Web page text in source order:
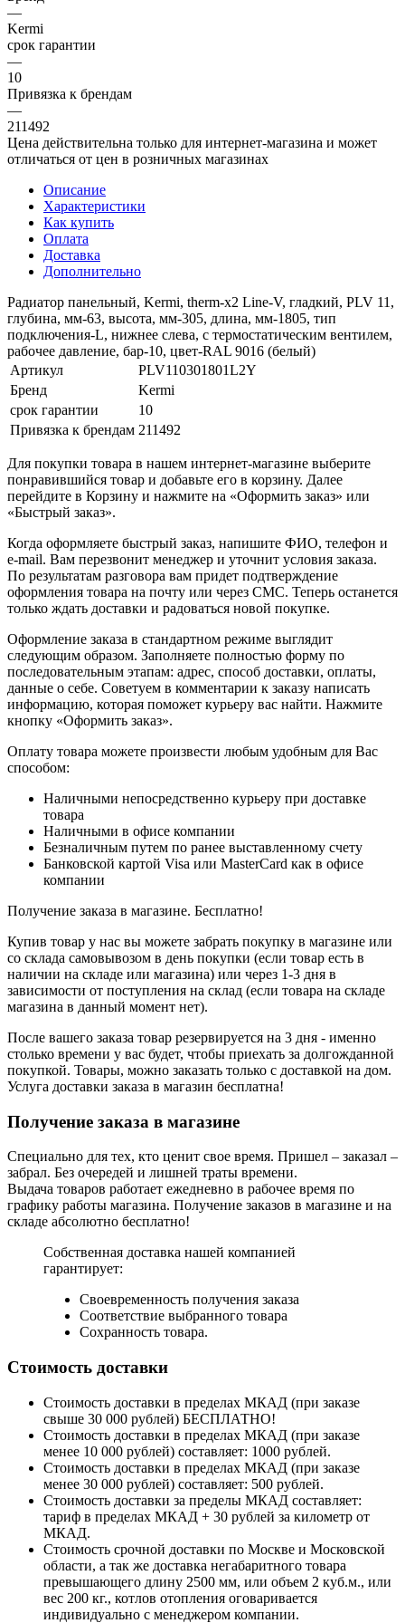
—
Kermi
срок гарантии
—
10
Привязка к брендам
—
211492
Цена действительна только для интернет-магазина и может
отличаться от цен в розничных магазинах
Описание
Характеристики
Как купить
Оплата
Доставка
Дополнительно
Радиатор панельный, Kermi, therm-x2 Line-V, гладкий, PLV 11,
глубина, мм-63, высота, мм-305, длина, мм-1805, тип
подключения-L, нижнее слева, с термостатическим вентилем,
рабочее давление, бар-10, цвет-RAL 9016 (белый)
Артикул
PLV110301801L2Y
Бренд
Kermi
срок гарантии
10
Привязка к брендам 211492
Для покупки товара в нашем интернет-магазине выберите
понравившийся товар и добавьте его в корзину. Далее
перейдите в Корзину и нажмите на «Оформить заказ» или
«Быстрый заказ».
Когда оформляете быстрый заказ, напишите ФИО, телефон и
e-mail. Вам перезвонит менеджер и уточнит условия заказа.
По результатам разговора вам придет подтверждение
оформления товара на почту или через СМС. Теперь останется
только ждать доставки и радоваться новой покупке.
Оформление заказа в стандартном режиме выглядит
следующим образом. Заполняете полностью форму по
последовательным этапам: адрес, способ доставки, оплаты,
данные о себе. Советуем в комментарии к заказу написать
информацию, которая поможет курьеру вас найти. Нажмите
кнопку «Оформить заказ».
Оплату товара можете произвести любым удобным для Вас
способом:
Наличными непосредственно курьеру при доставке
товара
Наличными в офисе компании
Безналичным путем по ранее выставленному счету
Банковской картой Visa или MasterCard как в офисе
компании
Получение заказа в магазине. Бесплатно!
Купив товар у нас вы можете забрать покупку в магазине или
со склада самовывозом в день покупки (если товар есть в
наличии на складе или магазина) или через 1-3 дня в
зависимости от поступления на склад (если товара на складе
магазина в данный момент нет).
После вашего заказа товар резервируется на 3 дня - именно
столько времени у вас будет, чтобы приехать за долгожданной
покупкой. Товары, можно заказать только с доставкой на дом.
Услуга доставки заказа в магазин бесплатна!
Получение заказа в магазине
Специально для тех, кто ценит свое время. Пришел – заказал –
забрал. Без очередей и лишней траты времени.
Выдача товаров работает ежедневно в рабочее время по
графику работы магазина. Получение заказов в магазине и на
складе абсолютно бесплатно!
Собственная доставка нашей компанией
гарантирует:
Своевременность получения заказа
Соответствие выбранного товара
Сохранность товара.
Стоимость доставки
Стоимость доставки в пределах МКАД (при заказе
свыше 30 000 рублей) БЕСПЛАТНО!
Стоимость доставки в пределах МКАД (при заказе
менее 10 000 рублей) составляет: 1000 рублей.
Стоимость доставки в пределах МКАД (при заказе
менее 30 000 рублей) составляет: 500 рублей.
Стоимость доставки за пределы МКАД составляет:
тариф в пределах МКАД + 30 рублей за километр от
МКАД.
Стоимость срочной доставки по Москве и Московской
области, а так же доставка негабаритного товара
превышающего длину 2500 мм, или объем 2 куб.м., или
вес 200 кг., котлов отопления оговаривается
индивидуально с менеджером компании.